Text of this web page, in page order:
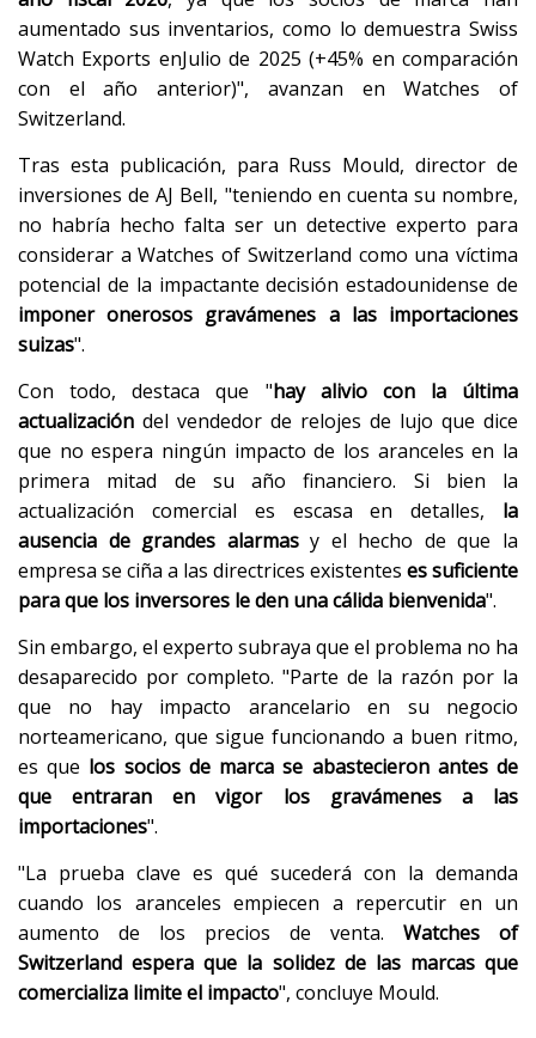
aumentado sus inventarios, como lo demuestra Swiss
Watch Exports enJulio de 2025 (+45% en comparación
con el año anterior)", avanzan en Watches of
Switzerland.
Tras esta publicación, para Russ Mould, director de
inversiones de AJ Bell, "teniendo en cuenta su nombre,
no habría hecho falta ser un detective experto para
considerar a Watches of Switzerland como una víctima
potencial de la impactante decisión estadounidense de
imponer onerosos gravámenes a las importaciones
suizas".
Con todo, destaca que "hay alivio con la última
actualización del vendedor de relojes de lujo que dice
que no espera ningún impacto de los aranceles en la
primera mitad de su año financiero. Si bien la
actualización comercial es escasa en detalles, la
ausencia de grandes alarmasy el hecho de que la
empresa se ciña a las directrices existentes es suficiente
para que los inversores le den una cálida bienvenida".
Sin embargo, el experto subraya que el problema no ha
desaparecido por completo. "Parte de la razón por la
que no hay impacto arancelario en su negocio
norteamericano, que sigue funcionando a buen ritmo,
es que los socios de marca se abastecieron antes de
que entraran en vigor los gravámenes a las
importaciones".
"La prueba clave es qué sucederá con la demanda
cuando los aranceles empiecen a repercutir en un
aumento de los precios de venta. Watches of
Switzerland espera que la solidez de las marcas que
comercializa limite el impacto", concluye Mould.